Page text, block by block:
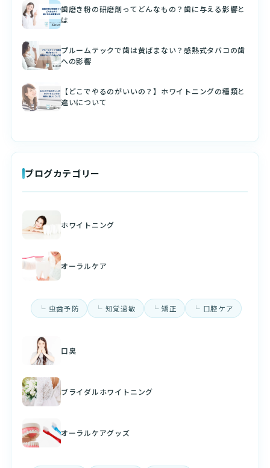
歯磨き粉の研磨剤ってどんなもの？歯に与える影響と
は
プルームテックで歯は黄ばまない？感熱式タバコの歯
への影響
【どこでやるのがいいの？】ホワイトニングの種類と
違いについて
ブログカテゴリー
ホワイトニング
オーラルケア
虫歯予防 知覚過敏 矯正 口腔ケア
口臭
ブライダルホワイトニング
オーラルケアグッズ